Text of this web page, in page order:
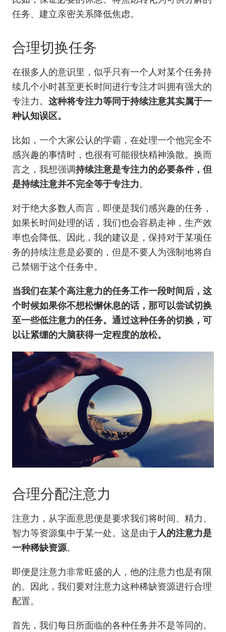
任务、建立亲密关系降低焦虑。
合理切换任务
在很多人的意识里，似乎只有一个人对某个任务持
续几个小时甚至更长时间进行专注才叫拥有强大的
专注力。 这种将专注力等同于持续注意其实属于一
种认知误区。
比如，一个大家公认的学霸，在处理一个他完全不
感兴趣的事情时，也很有可能很快精神涣散。换而
言之，我想强调持续注意是专注力的必要条件，但
是持续注意并不完全等于专注力。
对于绝大多数人而言，即便是我们感兴趣的任务，
如果长时间处理的话，我们也会容易走神，生产效
率也会降低。因此，我的建议是，保持对于某项任
务的持续注意是必要的，但是不要人为强制地将自
己禁锢于这个任务中。
当我们在某个高注意力的任务工作一段时间后，这
个时候如果你不想松懈休息的话，那可以尝试切换
至一些低注意力的任务。通过这种任务的切换，可
以让紧绷的大脑获得一定程度的放松。
合理分配注意力
注意力，从字面意思便是要求我们将时间、精力、
智力等资源集中于某一处。这是由于人的注意力是
一种稀缺资源。
即便是注意力非常旺盛的人，他的注意力也是有限
的。因此，我们要对注意力这种稀缺资源进行合理
配置。
首先，我们每日所面临的各种任务并不是等同的。